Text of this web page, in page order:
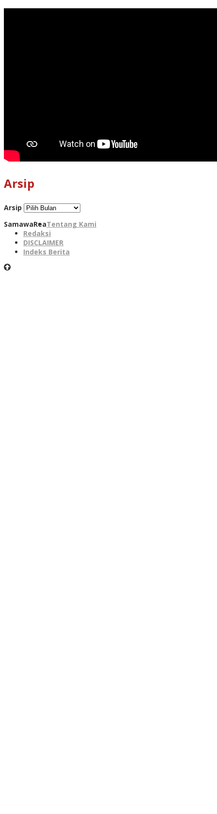
Arsip
Arsip
SamawaReaTentang Kami
Redaksi
DISCLAIMER
Indeks Berita